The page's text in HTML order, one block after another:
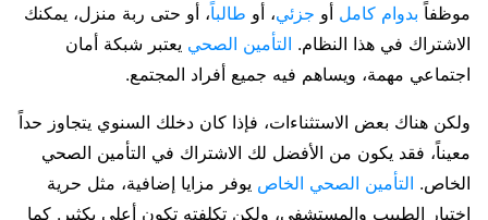
موظفاً بدوام كامل أو جزئي، أو طالباً، أو حتى ربة منزل، يمكنك
الاشتراك في هذا النظام. التأمين الصحي يعتبر شبكة أمان
اجتماعي مهمة، ويساهم فيه جميع أفراد المجتمع.
ولكن هناك بعض الاستثناءات، فإذا كان دخلك السنوي يتجاوز حداً
معيناً، فقد يكون من الأفضل لك الاشتراك في التأمين الصحي
الخاص. التأمين الصحي الخاص يوفر مزايا إضافية، مثل حرية
اختيار الطبيب والمستشفى، ولكن تكلفته تكون أعلى بكثير. كما